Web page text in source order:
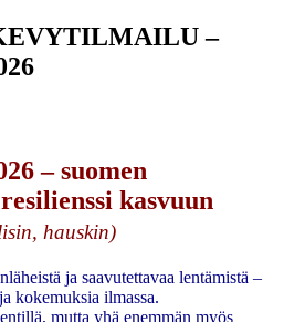
–
– suomen
kasvuun
hauskin)
ja saavutettavaa lentämistä –
kokemuksia ilmassa.
mutta yhä enemmän myös